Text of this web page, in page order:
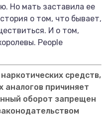
Но мать заставила ее
о том, что бывает,
И о том,
People
средств,
аналогов причиняет
оборот запрещен